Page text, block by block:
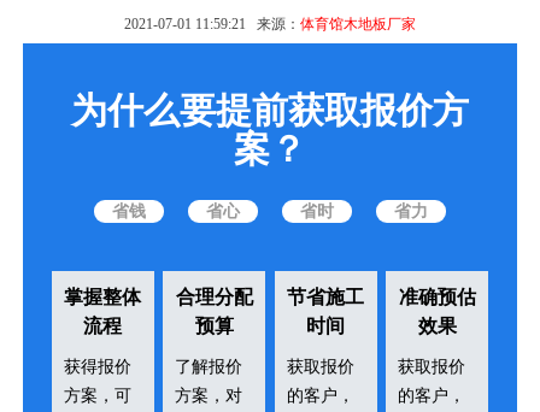
2021-07-01 11:59:21 来源： 体育馆木地板厂家
为什么要提前获取报价方
案？
省钱 省心 省时 省力
掌握整体
流程
获得报价
方案，可
合理分配
预算
了解报价
方案，对
节省施工
时间
获取报价
的客户，
准确预估
效果
获取报价
的客户，